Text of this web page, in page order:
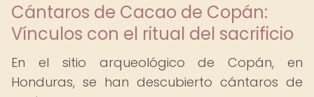
Cántaros de Cacao de Copán:
Vínculos con el ritual del sacrificio
En el sitio arqueológico de Copán, en
Honduras, se han descubierto cántaros de